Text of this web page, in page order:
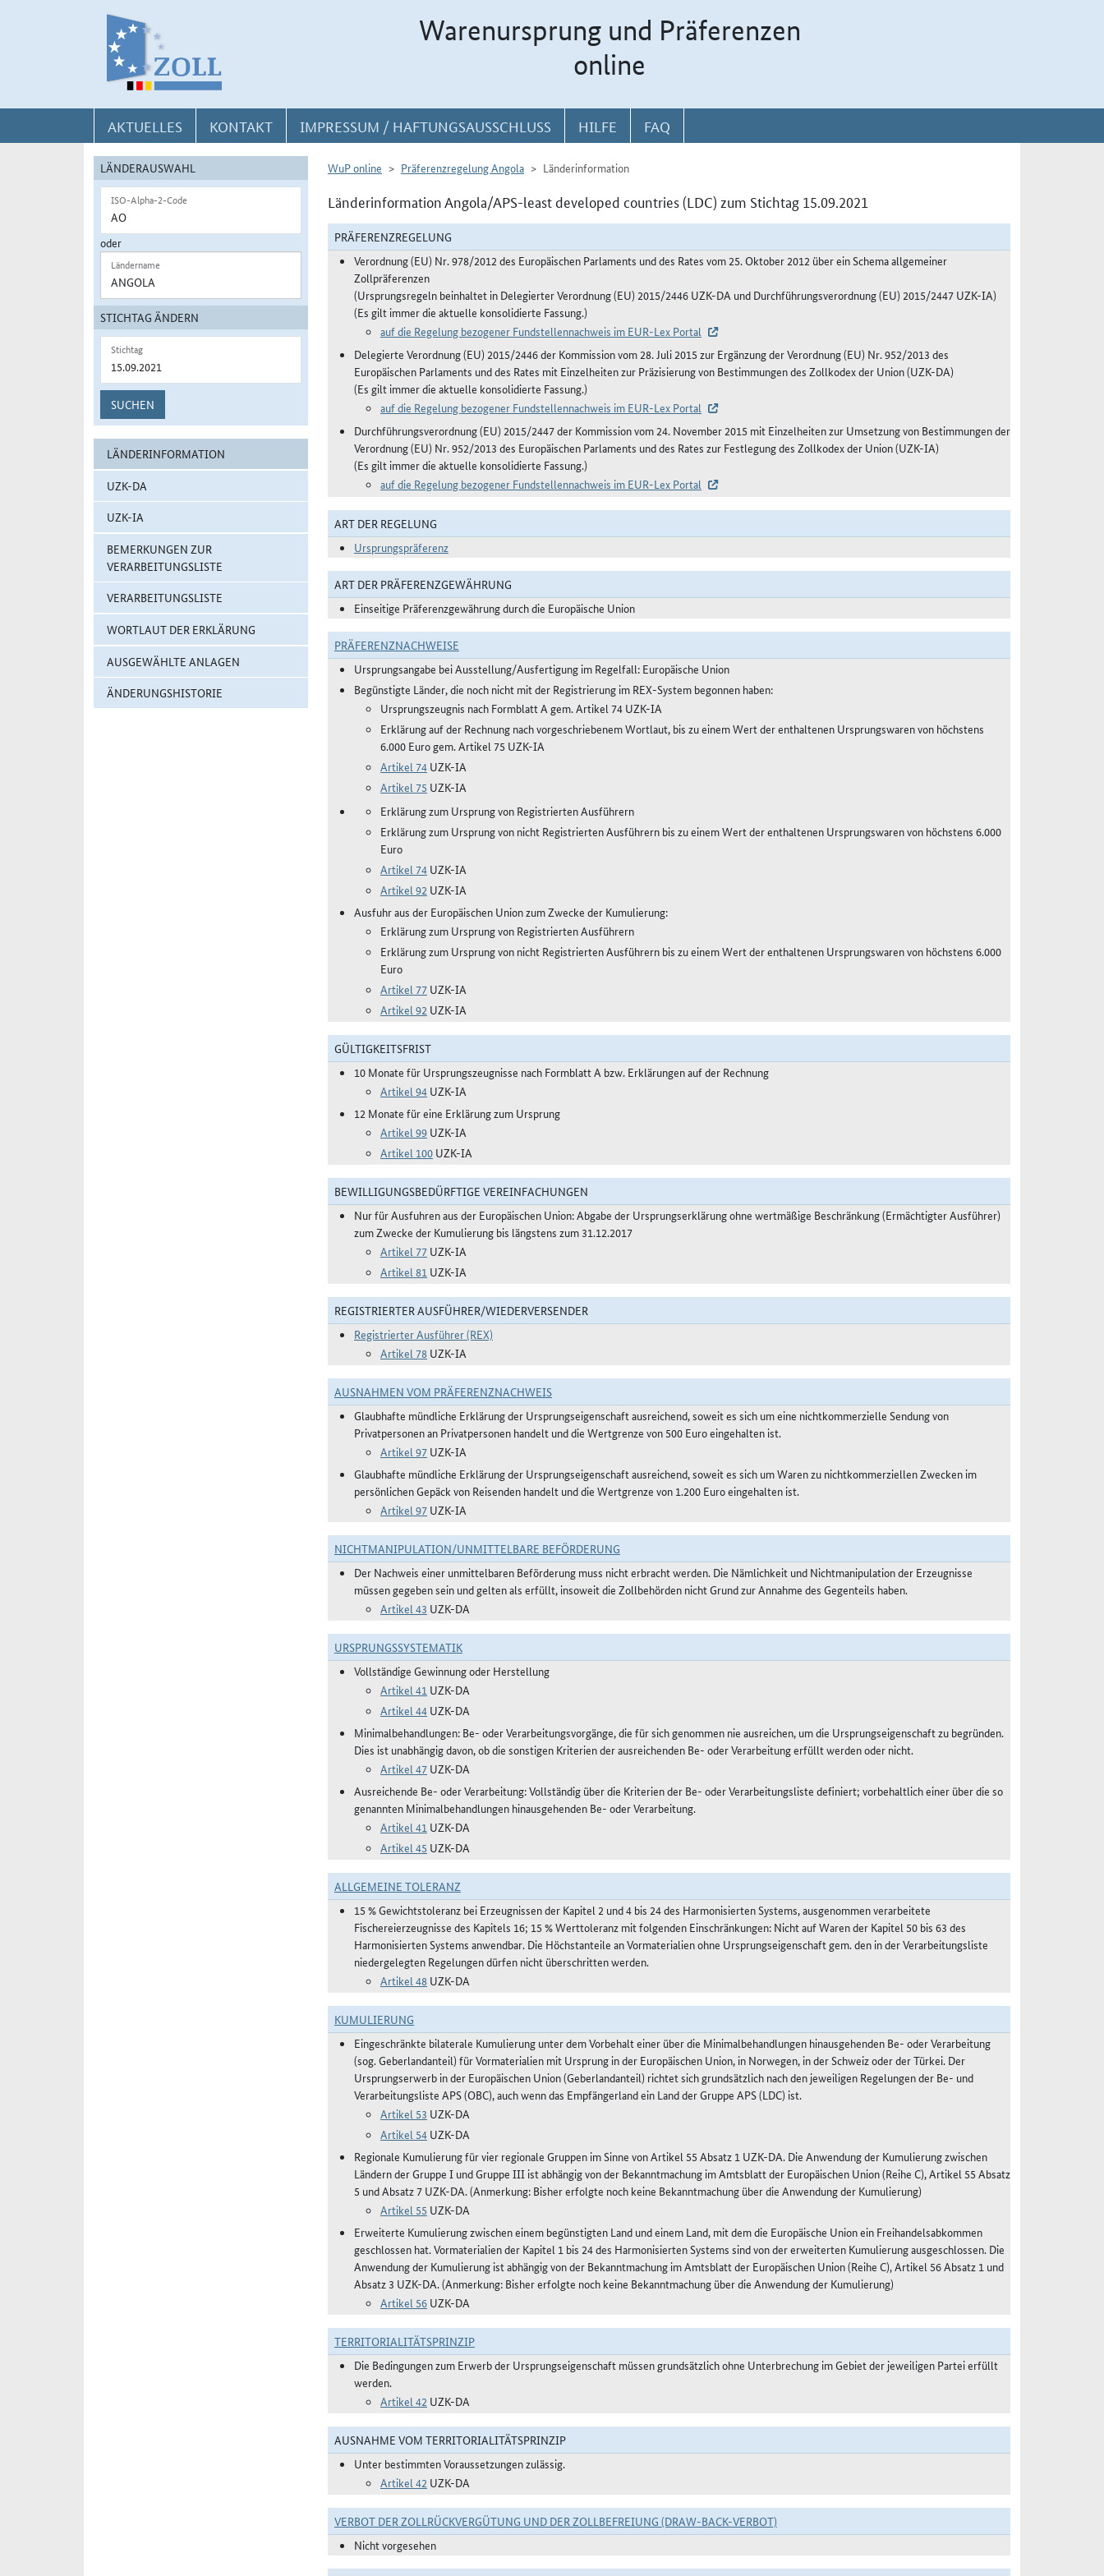
Warenursprung und Präferenzen
online
AKTUELLES KONTAKT IMPRESSUM / HAFTUNGSAUSSCHLUSS HILFE FAQ
LÄNDERAUSWAHL
ISO-Alpha-2-Code
oder
Ländername
STICHTAG ÄNDERN
Stichtag
SUCHEN
LÄNDERINFORMATION
UZK-DA
UZK-IA
BEMERKUNGEN ZUR
VERARBEITUNGSLISTE
VERARBEITUNGSLISTE
WORTLAUT DER ERKLÄRUNG
AUSGEWÄHLTE ANLAGEN
ÄNDERUNGSHISTORIE
WuP online Präferenzregelung Angola Länderinformation
Länderinformation Angola/APS-least developed countries (LDC) zum Stichtag 15.09.2021
PRÄFERENZREGELUNG
Verordnung (EU) Nr. 978/2012 des Europäischen Parlaments und des Rates vom 25. Oktober 2012 über ein Schema allgemeiner
Zollpräferenzen
(Ursprungsregeln beinhaltet in Delegierter Verordnung (EU) 2015/2446 UZK-DA und Durchführungsverordnung (EU) 2015/2447 UZK-IA)
(Es gilt immer die aktuelle konsolidierte Fassung.)
auf die Regelung bezogener Fundstellennachweis im EUR-Lex Portal
Delegierte Verordnung (EU) 2015/2446 der Kommission vom 28. Juli 2015 zur Ergänzung der Verordnung (EU) Nr. 952/2013 des
Europäischen Parlaments und des Rates mit Einzelheiten zur Präzisierung von Bestimmungen des Zollkodex der Union (UZK-DA)
(Es gilt immer die aktuelle konsolidierte Fassung.)
auf die Regelung bezogener Fundstellennachweis im EUR-Lex Portal
Durchführungsverordnung (EU) 2015/2447 der Kommission vom 24. November 2015 mit Einzelheiten zur Umsetzung von Bestimmungen der
Verordnung (EU) Nr. 952/2013 des Europäischen Parlaments und des Rates zur Festlegung des Zollkodex der Union (UZK-IA)
(Es gilt immer die aktuelle konsolidierte Fassung.)
auf die Regelung bezogener Fundstellennachweis im EUR-Lex Portal
ART DER REGELUNG
Ursprungspräferenz
ART DER PRÄFERENZGEWÄHRUNG
Einseitige Präferenzgewährung durch die Europäische Union
PRÄFERENZNACHWEISE
Ursprungsangabe bei Ausstellung/Ausfertigung im Regelfall: Europäische Union
Begünstigte Länder, die noch nicht mit der Registrierung im REX-System begonnen haben:
Ursprungszeugnis nach Formblatt A gem. Artikel 74 UZK-IA
Erklärung auf der Rechnung nach vorgeschriebenem Wortlaut, bis zu einem Wert der enthaltenen Ursprungswaren von höchstens
6.000 Euro gem. Artikel 75 UZK-IA
Artikel 74 UZK-IA
Artikel 75 UZK-IA
Erklärung zum Ursprung von Registrierten Ausführern
Erklärung zum Ursprung von nicht Registrierten Ausführern bis zu einem Wert der enthaltenen Ursprungswaren von höchstens 6.000
Euro
Artikel 74 UZK-IA
Artikel 92 UZK-IA
Ausfuhr aus der Europäischen Union zum Zwecke der Kumulierung:
Erklärung zum Ursprung von Registrierten Ausführern
Erklärung zum Ursprung von nicht Registrierten Ausführern bis zu einem Wert der enthaltenen Ursprungswaren von höchstens 6.000
Euro
Artikel 77 UZK-IA
Artikel 92 UZK-IA
GÜLTIGKEITSFRIST
10 Monate für Ursprungszeugnisse nach Formblatt A bzw. Erklärungen auf der Rechnung
Artikel 94 UZK-IA
12 Monate für eine Erklärung zum Ursprung
Artikel 99 UZK-IA
Artikel 100 UZK-IA
BEWILLIGUNGSBEDÜRFTIGE VEREINFACHUNGEN
Nur für Ausfuhren aus der Europäischen Union: Abgabe der Ursprungserklärung ohne wertmäßige Beschränkung (Ermächtigter Ausführer)
zum Zwecke der Kumulierung bis längstens zum 31.12.2017
Artikel 77 UZK-IA
Artikel 81 UZK-IA
REGISTRIERTER AUSFÜHRER/WIEDERVERSENDER
Registrierter Ausführer (REX)
Artikel 78 UZK-IA
AUSNAHMEN VOM PRÄFERENZNACHWEIS
Glaubhafte mündliche Erklärung der Ursprungseigenschaft ausreichend, soweit es sich um eine nichtkommerzielle Sendung von
Privatpersonen an Privatpersonen handelt und die Wertgrenze von 500 Euro eingehalten ist.
Artikel 97 UZK-IA
Glaubhafte mündliche Erklärung der Ursprungseigenschaft ausreichend, soweit es sich um Waren zu nichtkommerziellen Zwecken im
persönlichen Gepäck von Reisenden handelt und die Wertgrenze von 1.200 Euro eingehalten ist.
Artikel 97 UZK-IA
NICHTMANIPULATION/UNMITTELBARE BEFÖRDERUNG
Der Nachweis einer unmittelbaren Beförderung muss nicht erbracht werden. Die Nämlichkeit und Nichtmanipulation der Erzeugnisse
müssen gegeben sein und gelten als erfüllt, insoweit die Zollbehörden nicht Grund zur Annahme des Gegenteils haben.
Artikel 43 UZK-DA
URSPRUNGSSYSTEMATIK
Vollständige Gewinnung oder Herstellung
Artikel 41 UZK-DA
Artikel 44 UZK-DA
Minimalbehandlungen: Be- oder Verarbeitungsvorgänge, die für sich genommen nie ausreichen, um die Ursprungseigenschaft zu begründen.
Dies ist unabhängig davon, ob die sonstigen Kriterien der ausreichenden Be- oder Verarbeitung erfüllt werden oder nicht.
Artikel 47 UZK-DA
Ausreichende Be- oder Verarbeitung: Vollständig über die Kriterien der Be- oder Verarbeitungsliste definiert; vorbehaltlich einer über die so
genannten Minimalbehandlungen hinausgehenden Be- oder Verarbeitung.
Artikel 41 UZK-DA
Artikel 45 UZK-DA
ALLGEMEINE TOLERANZ
15 % Gewichtstoleranz bei Erzeugnissen der Kapitel 2 und 4 bis 24 des Harmonisierten Systems, ausgenommen verarbeitete
Fischereierzeugnisse des Kapitels 16; 15 % Werttoleranz mit folgenden Einschränkungen: Nicht auf Waren der Kapitel 50 bis 63 des
Harmonisierten Systems anwendbar. Die Höchstanteile an Vormaterialien ohne Ursprungseigenschaft gem. den in der Verarbeitungsliste
niedergelegten Regelungen dürfen nicht überschritten werden.
Artikel 48 UZK-DA
KUMULIERUNG
Eingeschränkte bilaterale Kumulierung unter dem Vorbehalt einer über die Minimalbehandlungen hinausgehenden Be- oder Verarbeitung
(sog. Geberlandanteil) für Vormaterialien mit Ursprung in der Europäischen Union, in Norwegen, in der Schweiz oder der Türkei. Der
Ursprungserwerb in der Europäischen Union (Geberlandanteil) richtet sich grundsätzlich nach den jeweiligen Regelungen der Be- und
Verarbeitungsliste APS (OBC), auch wenn das Empfängerland ein Land der Gruppe APS (LDC) ist.
Artikel 53 UZK-DA
Artikel 54 UZK-DA
Regionale Kumulierung für vier regionale Gruppen im Sinne von Artikel 55 Absatz 1 UZK-DA. Die Anwendung der Kumulierung zwischen
Ländern der Gruppe I und Gruppe III ist abhängig von der Bekanntmachung im Amtsblatt der Europäischen Union (Reihe C), Artikel 55 Absatz
5 und Absatz 7 UZK-DA. (Anmerkung: Bisher erfolgte noch keine Bekanntmachung über die Anwendung der Kumulierung)
Artikel 55 UZK-DA
Erweiterte Kumulierung zwischen einem begünstigten Land und einem Land, mit dem die Europäische Union ein Freihandelsabkommen
geschlossen hat. Vormaterialien der Kapitel 1 bis 24 des Harmonisierten Systems sind von der erweiterten Kumulierung ausgeschlossen. Die
Anwendung der Kumulierung ist abhängig von der Bekanntmachung im Amtsblatt der Europäischen Union (Reihe C), Artikel 56 Absatz 1 und
Absatz 3 UZK-DA. (Anmerkung: Bisher erfolgte noch keine Bekanntmachung über die Anwendung der Kumulierung)
Artikel 56 UZK-DA
TERRITORIALITÄTSPRINZIP
Die Bedingungen zum Erwerb der Ursprungseigenschaft müssen grundsätzlich ohne Unterbrechung im Gebiet der jeweiligen Partei erfüllt
werden.
Artikel 42 UZK-DA
AUSNAHME VOM TERRITORIALITÄTSPRINZIP
Unter bestimmten Voraussetzungen zulässig.
Artikel 42 UZK-DA
VERBOT DER ZOLLRÜCKVERGÜTUNG UND DER ZOLLBEFREIUNG (DRAW-BACK-VERBOT)
Nicht vorgesehen